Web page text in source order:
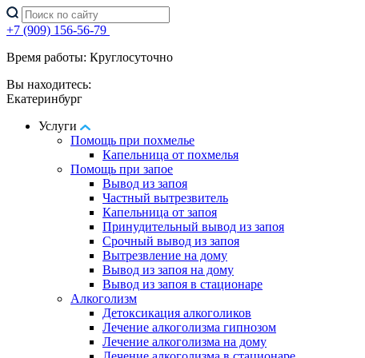
+7 (909) 156-56-79
Время работы: Круглосуточно
Вы находитесь:
Екатеринбург
Услуги
Помощь при похмелье
Капельница от похмелья
Помощь при запое
Вывод из запоя
Частный вытрезвитель
Капельница от запоя
Принудительный вывод из запоя
Срочный вывод из запоя
Вытрезвление на дому
Вывод из запоя на дому
Вывод из запоя в стационаре
Алкоголизм
Детоксикация алкоголиков
Лечение алкоголизма гипнозом
Лечение алкоголизма на дому